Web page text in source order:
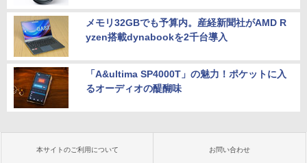
メモリ32GBでも予算内。産経新聞社がAMD R
yzen搭載dynabookを2千台導入
「A&ultima SP4000T」の魅力！ポケットに入
るオーディオの醍醐味
本サイトのご利用について お問い合わせ